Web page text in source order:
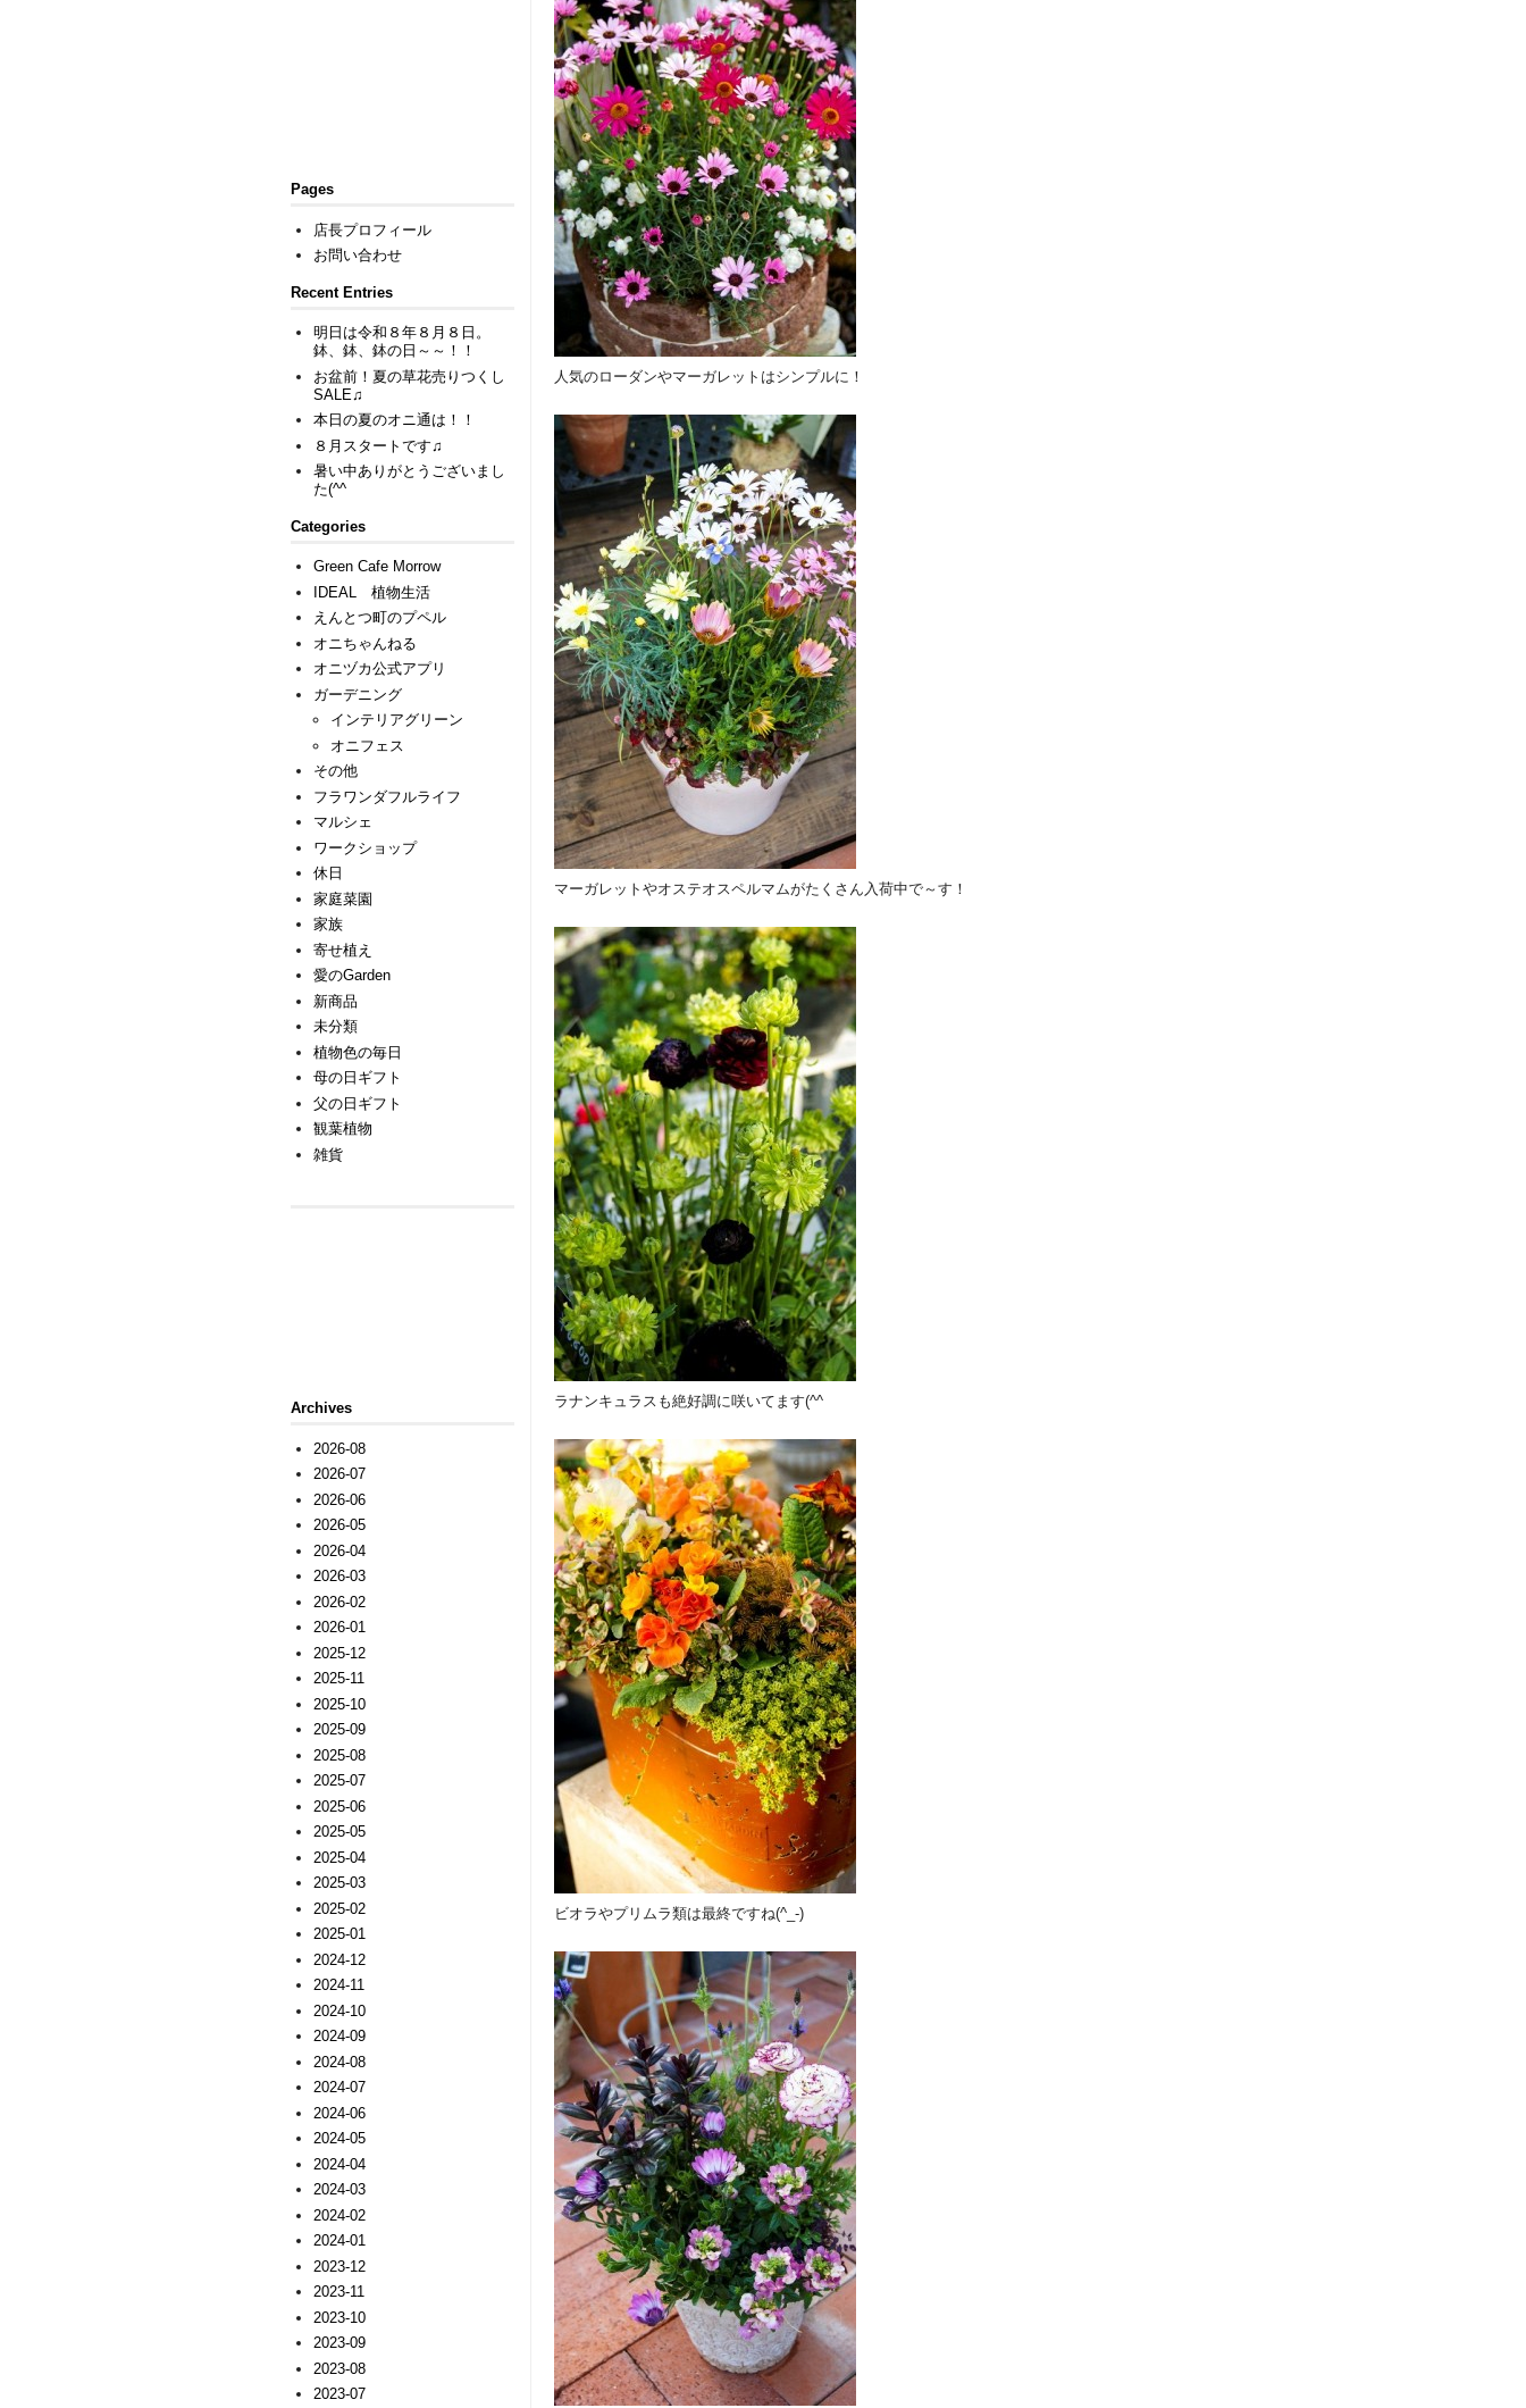
人気のローダンやマーガレットはシンプルに！
マーガレットやオステオスペルマムがたくさん入荷中で～す！
ラナンキュラスも絶好調に咲いてます(^^ゞ
ビオラやプリムラ類は最終ですね(^_-)
Pages
店長プロフィール
お問い合わせ
Recent Entries
明日は令和８年８月８日。
鉢、鉢、鉢の日～～！！
お盆前！夏の草花売りつくし
SALE♫
本日の夏のオニ通は！！
８月スタートです♫
暑い中ありがとうございまし
た(^^ゞ
Categories
Green Cafe Morrow
IDEAL 植物生活
えんとつ町のプペル
オニちゃんねる
オニヅカ公式アプリ
ガーデニング
インテリアグリーン
オニフェス
その他
フラワンダフルライフ
マルシェ
ワークショップ
休日
家庭菜園
家族
寄せ植え
愛のGarden
新商品
未分類
植物色の毎日
母の日ギフト
父の日ギフト
観葉植物
雑貨
Archives
2026-08
2026-07
2026-06
2026-05
2026-04
2026-03
2026-02
2026-01
2025-12
2025-11
2025-10
2025-09
2025-08
2025-07
2025-06
2025-05
2025-04
2025-03
2025-02
2025-01
2024-12
2024-11
2024-10
2024-09
2024-08
2024-07
2024-06
2024-05
2024-04
2024-03
2024-02
2024-01
2023-12
2023-11
2023-10
2023-09
2023-08
2023-07